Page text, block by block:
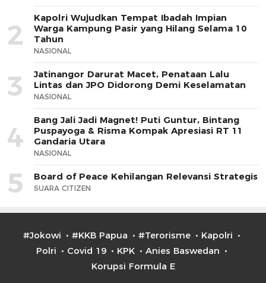
2
Kapolri Wujudkan Tempat Ibadah Impian
Warga Kampung Pasir yang Hilang Selama 10
Tahun
NASIONAL
3
Jatinangor Darurat Macet, Penataan Lalu
Lintas dan JPO Didorong Demi Keselamatan
NASIONAL
4
Bang Jali Jadi Magnet! Puti Guntur, Bintang
Puspayoga & Risma Kompak Apresiasi RT 11
Gandaria Utara
NASIONAL
5 Board of Peace Kehilangan Relevansi Strategis
SUARA CITIZEN
#Jokowi #KKB Papua #Terorisme
Kapolri
Polri
Covid 19 KPK
Anies Baswedan
Korupsi Formula E